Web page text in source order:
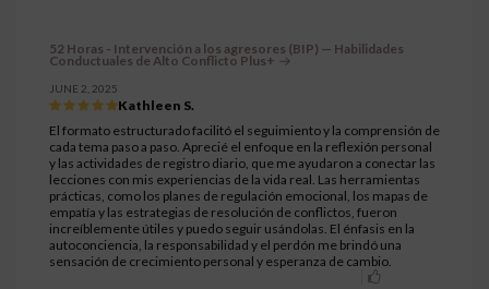
52 Horas - Intervención a los agresores (BIP) — Habilidades
Conductuales de Alto Conflicto Plus+
JUNE 2, 2025
Kathleen S.
El formato estructurado facilitó el seguimiento y la comprensión de
cada tema paso a paso. Aprecié el enfoque en la reflexión personal
y las actividades de registro diario, que me ayudaron a conectar las
lecciones con mis experiencias de la vida real. Las herramientas
prácticas, como los planes de regulación emocional, los mapas de
empatía y las estrategias de resolución de conflictos, fueron
increíblemente útiles y puedo seguir usándolas. El énfasis en la
autoconciencia, la responsabilidad y el perdón me brindó una
sensación de crecimiento personal y esperanza de cambio.